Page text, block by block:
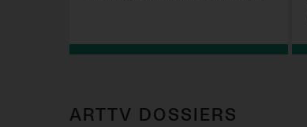
ARTTV DOSSIERS